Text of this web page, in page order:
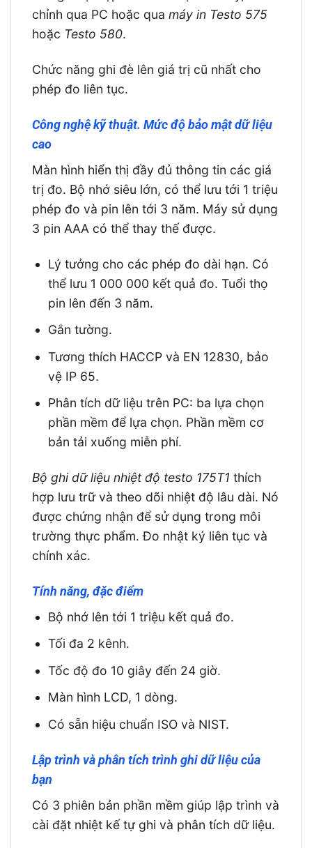
chỉnh qua PC hoặc qua máy in Testo 575
hoặc Testo 580.
Chức năng ghi đè lên giá trị cũ nhất cho
phép đo liên tục.
Công nghệ kỹ thuật. Mức độ bảo mật dữ liệu
cao
Màn hình hiển thị đầy đủ thông tin các giá
trị đo. Bộ nhớ siêu lớn, có thể lưu tới 1 triệu
phép đo và pin lên tới 3 năm. Máy sử dụng
3 pin AAA có thể thay thế được.
Lý tưởng cho các phép đo dài hạn. Có
thể lưu 1 000 000 kết quả đo. Tuổi thọ
pin lên đến 3 năm.
Gắn tường.
Tương thích HACCP và EN 12830, bảo
vệ IP 65.
Phân tích dữ liệu trên PC: ba lựa chọn
phần mềm để lựa chọn. Phần mềm cơ
bản tải xuống miễn phí.
Bộ ghi dữ liệu nhiệt độ testo 175T1 thích
hợp lưu trữ và theo dõi nhiệt độ lâu dài. Nó
được chứng nhận để sử dụng trong môi
trường thực phẩm. Đo nhật ký liên tục và
chính xác.
Tính năng, đặc điểm
Bộ nhớ lên tới 1 triệu kết quả đo.
Tối đa 2 kênh.
Tốc độ đo 10 giây đến 24 giờ.
Màn hình LCD, 1 dòng.
Có sẵn hiệu chuẩn ISO và NIST.
Lập trình và phân tích trình ghi dữ liệu của
bạn
Có 3 phiên bản phần mềm giúp lập trình và
cài đặt nhiệt kế tự ghi và phân tích dữ liệu.